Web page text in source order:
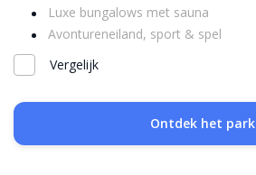
Luxe bungalows met sauna
Avontureneiland, sport & spel
Vergelijk
Ontdek het park